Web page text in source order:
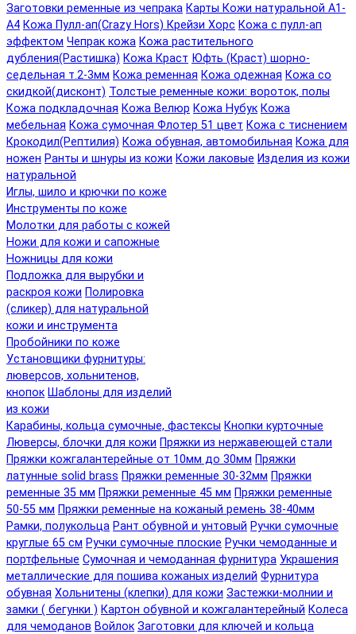
Заготовки ременные из чепрака Карты Кожи натуральной А1-
А4 Кожа Пулл-ап(Crazy Hors) Крейзи Хорс Кожа с пулл-ап
эффектом Чепрак кожа Кожа растительного
дубления(Растишка) Кожа Краст Юфть (Краст) шорно-
седельная т.2-3мм Кожа ременная Кожа одежная Кожа со
скидкой(дисконт) Толстые ременные кожи: вороток, полы
Кожа подкладочная Кожа Велюр Кожа Нубук Кожа
мебельная Кожа сумочная Флотер 51 цвет Кожа с тиснением
Крокодил(Рептилия) Кожа обувная, автомобильная Кожа для
ножен Ранты и шнуры из кожи Кожи лаковые Изделия из кожи
натуральной
Иглы, шило и крючки по коже
Инструменты по коже
Молотки для работы с кожей
Ножи для кожи и сапожные
Ножницы для кожи
Подложка для вырубки и
раскроя кожи Полировка
(сликер) для натуральной
кожи и инструмента
Пробойники по коже
Установщики фурнитуры:
люверсов, хольнитенов,
кнопок Шаблоны для изделий
из кожи
Карабины, кольца сумочные, фастексы Кнопки курточные
Люверсы, блочки для кожи Пряжки из нержавеющей стали
Пряжки кожгалантерейные от 10мм до 30мм Пряжки
латунные solid brass Пряжки ременные 30-32мм Пряжки
ременные 35 мм Пряжки ременные 45 мм Пряжки ременные
50-55 мм Пряжки ременные на кожаный ремень 38-40мм
Рамки, полукольца Рант обувной и унтовый Ручки сумочные
круглые 65 см Ручки сумочные плоские Ручки чемоданные и
портфельные Сумочная и чемоданная фурнитура Украшения
металлические для пошива кожаных изделий Фурнитура
обувная Хольнитены (клепки) для кожи Застежки-молнии и
замки ( бегунки ) Картон обувной и кожгалантерейный Колеса
для чемоданов Войлок Заготовки для ключей и кольца